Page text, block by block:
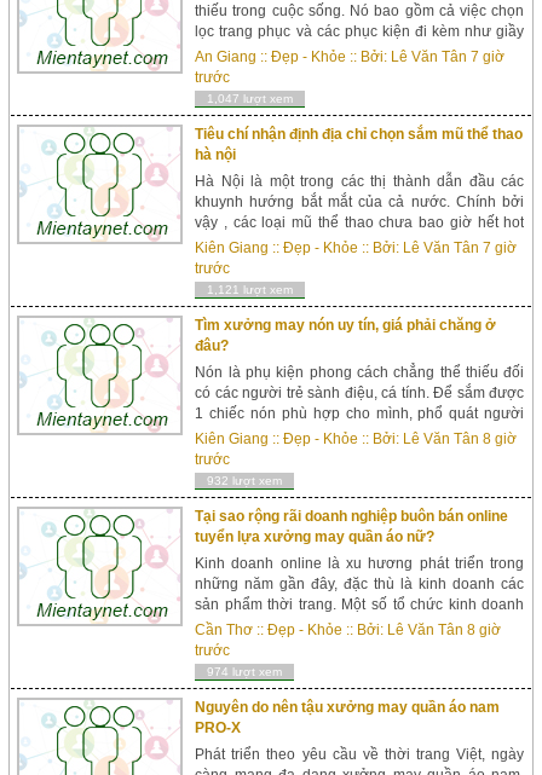
thiếu trong cuộc sống. Nó bao gồm cả việc chọn
lọc trang phục và các phục kiện đi kèm như giầy
dép, nón, túi xách… Không những thế mang
những sản phẩm bắt mắt được bày bán sẵn tr&e...
An Giang ::Đẹp - Khỏe :: Bởi: Lê Văn Tân 7 giờ
trước
1,047 lượt xem
Tiêu chí nhận định địa chỉ chọn sắm mũ thể thao
hà nội
Hà Nội là một trong các thị thành dẫn đầu các
khuynh hướng bắt mắt của cả nước. Chính bởi
vậy , các loại mũ thể thao chưa bao giờ hết hot
đối mang tuổi teen Hà thành. Vậy khiến cho thế
nào để tìm hiểu những shop bán mũ thể thao hà...
Kiên Giang ::Đẹp - Khỏe :: Bởi: Lê Văn Tân 7 giờ
trước
1,121 lượt xem
Tìm xưởng may nón uy tín, giá phải chăng ở
đâu?
Nón là phụ kiện phong cách chẳng thể thiếu đối
có các người trẻ sành điệu, cá tính. Để sắm được
1 chiếc nón phù hợp cho mình, phổ quát người
không nhớ tiếc bỏ thời gian, công sức truy tìm tậu
các xưởng may n&oa...
Kiên Giang ::Đẹp - Khỏe :: Bởi: Lê Văn Tân 8 giờ
trước
932 lượt xem
Tại sao rộng rãi doanh nghiệp buôn bán online
tuyển lựa xưởng may quần áo nữ?
Kinh doanh online là xu hương phát triển trong
những năm gần đây, đặc thù là kinh doanh các
sản phẩm thời trang. Một số tổ chức kinh doanh
xống áo online san sẻ kinh nghiệm thành công
của mình là lấy hàng tại những xưởng may quần
á...
Cần Thơ ::Đẹp - Khỏe :: Bởi: Lê Văn Tân 8 giờ
trước
974 lượt xem
Nguyên do nên tậu xưởng may quần áo nam
PRO-X
Phát triển theo yêu cầu về thời trang Việt, ngày